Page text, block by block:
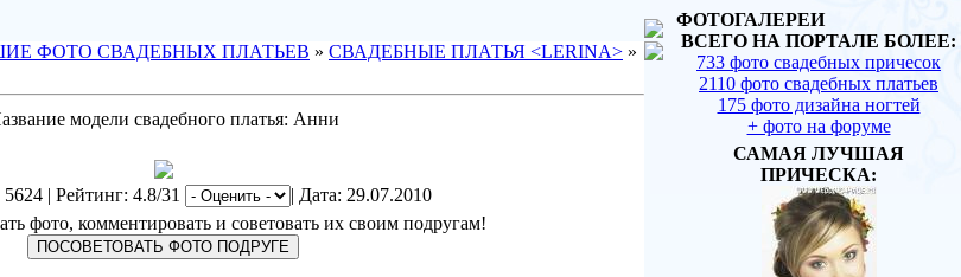
ФОТО СВАДЕБНЫХ ПЛАТЬЕВ » СВАДЕБНЫЕ ПЛАТЬЯ <LERINA> »
модели свадебного платья: Анни
| Рейтинг: 4.8/31
| Дата: 29.07.2010
фото, комментировать и советовать их своим подругам!
ФОТОГАЛЕРЕИ
ВСЕГО НА ПОРТАЛЕ БОЛЕЕ:
733 фото свадебных причесок
2110 фото свадебных платьев
175 фото дизайна ногтей
+ фото на форуме
САМАЯ ЛУЧШАЯ
ПРИЧЕСКА: